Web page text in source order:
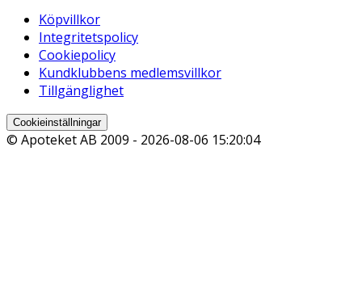
Köpvillkor
Integritetspolicy
Cookiepolicy
Kundklubbens medlemsvillkor
Tillgänglighet
Cookieinställningar
© Apoteket AB 2009 - 2026-08-06 15:20:04